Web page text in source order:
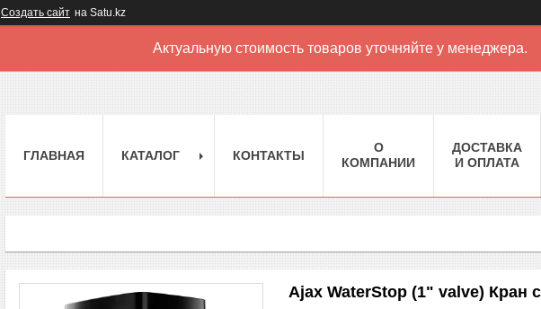
Создать сайт на Satu.kz
Актуальную стоимость товаров уточняйте у менеджера.
ГЛАВНАЯ КАТАЛОГ КОНТАКТЫ
О
КОМПАНИИ
ДОСТАВКА
И ОПЛАТА
Ajax WaterStop (1" valve) Кран